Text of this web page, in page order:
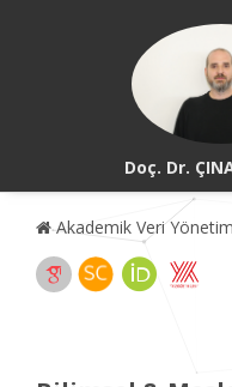
Doç. Dr.
Akademik Veri